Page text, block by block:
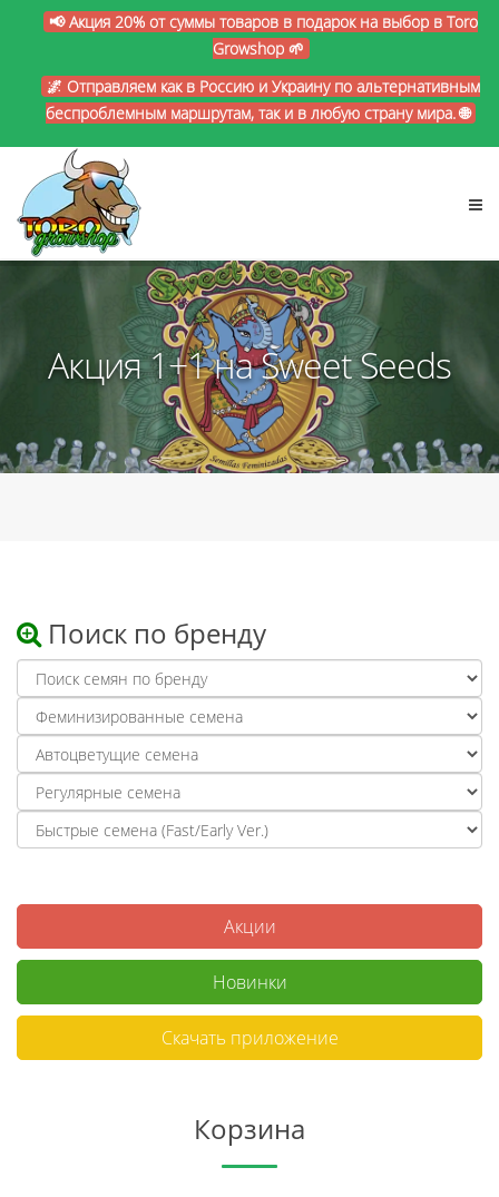
📢 Акция 20% от суммы товаров в подарок на выбор в Toro
Growshop 🌱
🌌 Отправляем как в Россию и Украину по альтернативным
беспроблемным маршрутам, так и в любую страну мира. 🌐
Акция 1+1 на Sweet Seeds
Поиск по бренду
Акции
Новинки
Скачать приложение
Корзина